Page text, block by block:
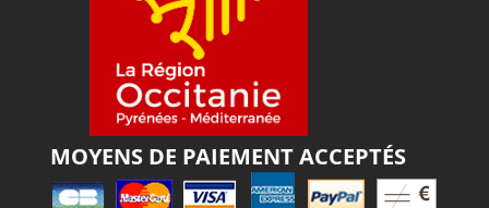
MOYENS DE PAIEMENT ACCEPTÉS